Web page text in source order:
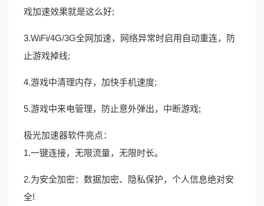
戏加速效果就是这么好;
3.WiFi/4G/3G全网加速，网络异常时启用自动重连，防
止游戏掉线;
4.游戏中清理内存，加快手机速度;
5.游戏中来电管理，防止意外弹出，中断游戏;
极光加速器软件亮点：
1.一键连接，无限流量，无限时长。
2.为安全加密：数据加密、隐私保护，个人信息绝对安
全!